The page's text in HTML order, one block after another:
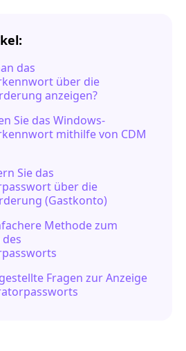
das
über die
anzeigen?
Sie das Windows-
mithilfe von CDM
Sie das
über die
(Gastkonto)
Methode zum
Fragen zur Anzeige